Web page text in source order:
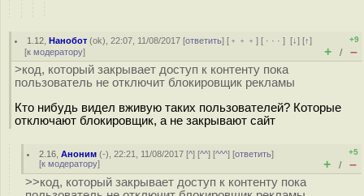
1.12 ,Нанобот (ok), 22:07, 11/08/2017 [ответить] [ ﹢﹢﹢] [ · · ·][↓] [↑]
[к модератору]
+9
+ / –
>код, который закрывает доступ к контенту пока
пользователь не отключит блокировщик рекламы
Кто нибудь видел вживую таких пользователей? Которые
отключают блокировщик, а не закрывают сайт
2.16 ,Аноним (-), 22:21, 11/08/2017 [^] [^^] [^^^] [ответить]
[к модератору]
+5
+ / –
>>код, который закрывает доступ к контенту пока